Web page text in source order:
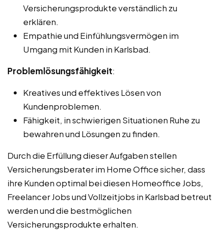
Versicherungsprodukte verständlich zu
erklären.
Empathie und Einfühlungsvermögen im
Umgang mit Kunden in Karlsbad.
Problemlösungsfähigkeit:
Kreatives und effektives Lösen von
Kundenproblemen.
Fähigkeit, in schwierigen Situationen Ruhe zu
bewahren und Lösungen zu finden.
Durch die Erfüllung dieser Aufgaben stellen
Versicherungsberater im Home Office sicher, dass
ihre Kunden optimal bei diesen Homeoffice Jobs,
Freelancer Jobs und Vollzeitjobs in Karlsbad betreut
werden und die bestmöglichen
Versicherungsprodukte erhalten.